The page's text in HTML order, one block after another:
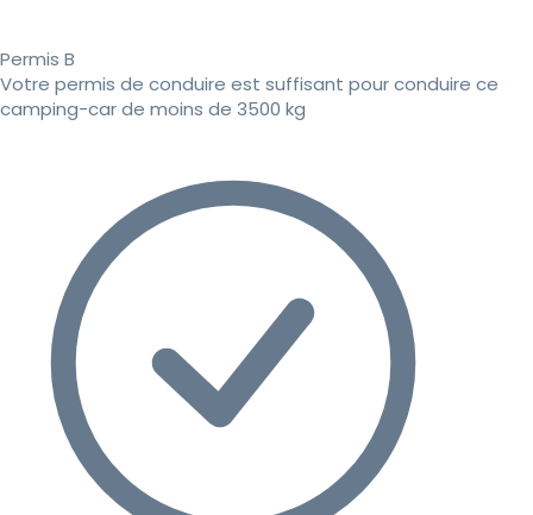
Permis B
Votre permis de conduire est suffisant pour conduire ce
camping-car de moins de 3500 kg